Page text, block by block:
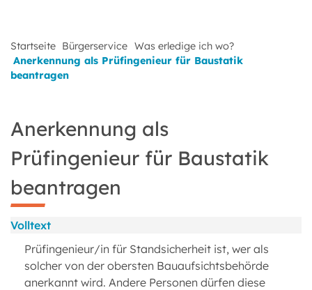
Startseite Bürgerservice Was erledige ich wo?
Anerkennung als Prüfingenieur für Baustatik
beantragen
Anerkennung als
Prüfingenieur für Baustatik
beantragen
Volltext
Prüfingenieur/in für Standsicherheit ist, wer als
solcher von der obersten Bauaufsichtsbehörde
anerkannt wird. Andere Personen dürfen diese